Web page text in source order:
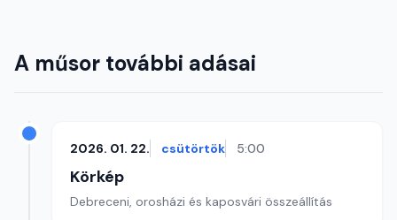
A műsor további adásai
2026. 01. 22. csütörtök 5:00
Körkép
Debreceni, orosházi és kaposvári összeállítás